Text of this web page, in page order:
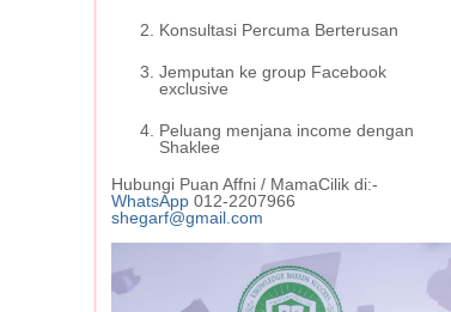
Konsultasi Percuma Berterusan
Jemputan ke group Facebook
exclusive
Peluang menjana income dengan
Shaklee
Hubungi Puan Affni / MamaCilik di:-
WhatsApp 012-2207966
shegarf@gmail.com